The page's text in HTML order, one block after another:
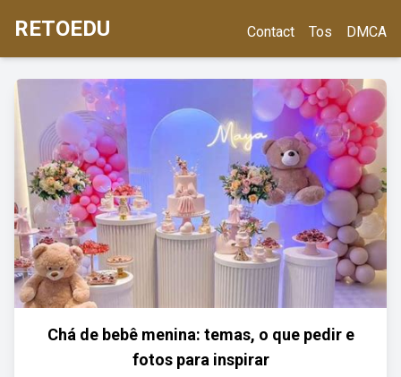
RETOEDU Contact Tos DMCA
Chá de bebê menina: temas, o que pedir e
fotos para inspirar